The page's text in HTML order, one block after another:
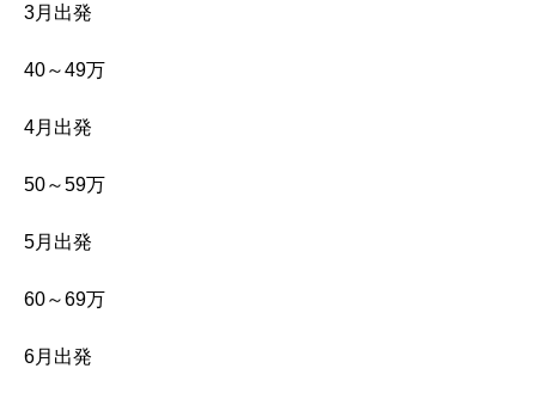
3月出発
40～49万
4月出発
50～59万
5月出発
60～69万
6月出発